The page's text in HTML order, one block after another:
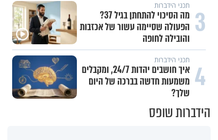
3 תכני הידברות
מה הסיכוי להתחתן בגיל 37?
הפעולה שסיימה עשור של אכזבות
והובילה לחופה
4 תכני הידברות
איך חושבים יהדות 24/7, ומקבלים
משמעות חדשה בברכה של היום
שלך?
הידברות שופס